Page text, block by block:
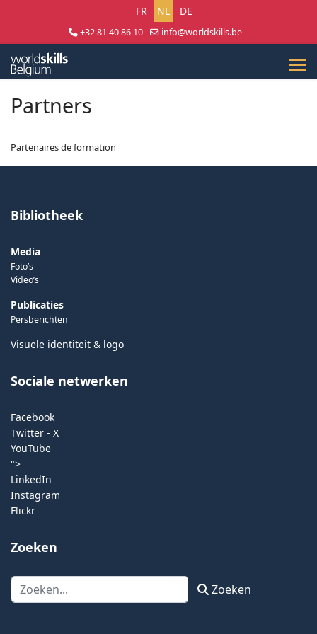
Selecteer uw taal
FR NL DE
+32 81 40 86 10
info@worldskills.be
Partners
Partenaires de formation
Bibliotheek
Media
Foto’s
Video’s
Publicaties
Persberichten
Visuele identiteit & logo
Sociale netwerken
Facebook
Twitter - X
YouTube
">
LinkedIn
Instagram
Flickr
Zoeken
Zoeken Zoeken